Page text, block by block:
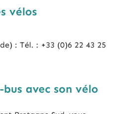
vélos
: Tél. : +33 (0)6 22 43 25
avec son vélo